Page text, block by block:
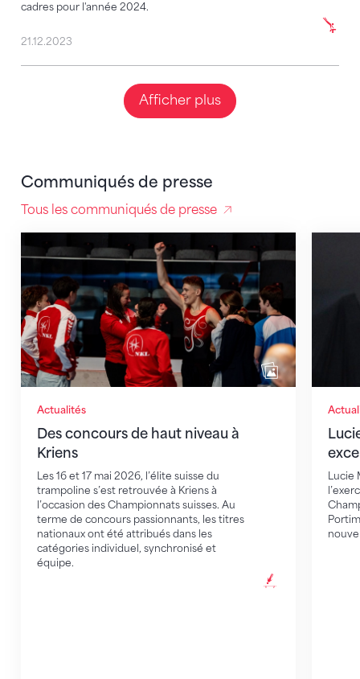
cadres pour l'année 2024.
21.12.2023
Afficher plus
Communiqués de presse
Tous les communiqués de presse
Actualités
Des concours de haut niveau à
Kriens
Les 16 et 17 mai 2026, l’élite suisse du
trampoline s’est retrouvée à Kriens à
l’occasion des Championnats suisses. Au
terme de concours passionnants, les titres
nationaux ont été attribués dans les
catégories individuel, synchronisé et
équipe.
Des concours de haut niveau à Kriens
Lucie